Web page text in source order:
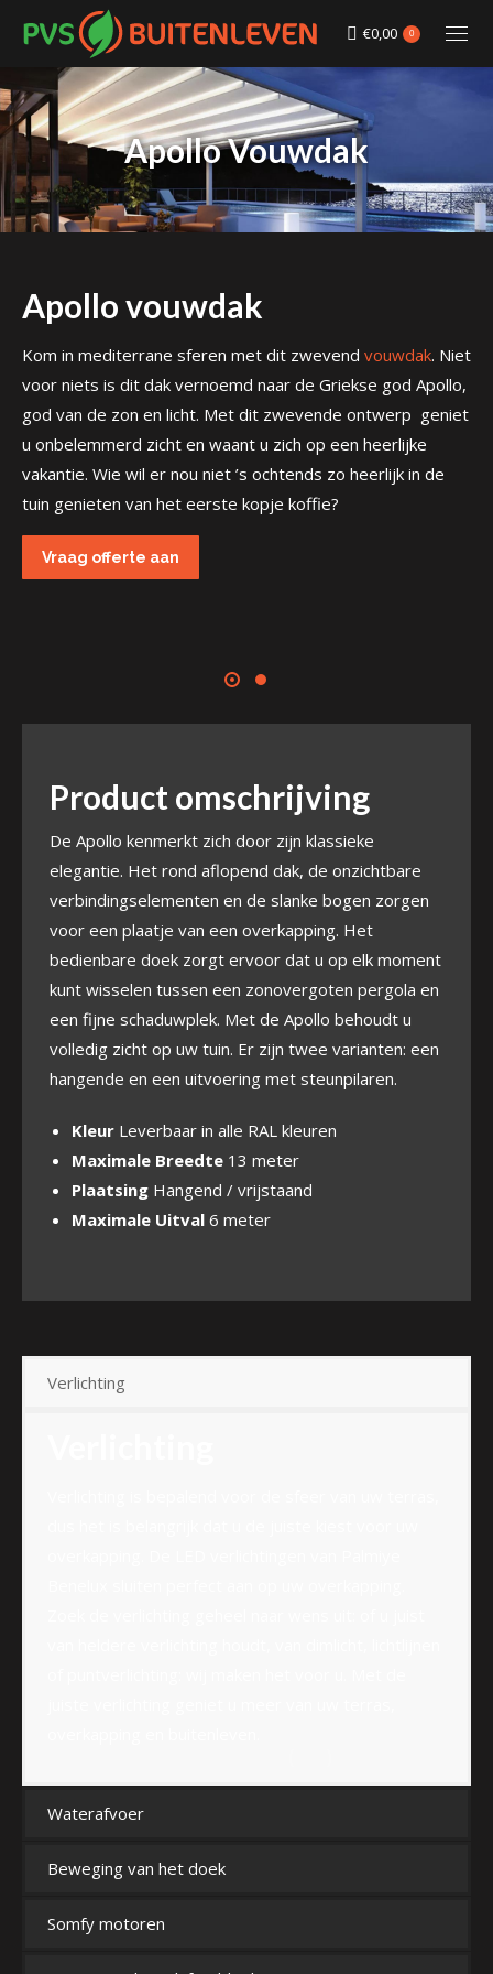
€0,00 0
Apollo Vouwdak
Apollo vouwdak
Kom in mediterrane sferen met dit zwevend vouwdak. Niet
voor niets is dit dak vernoemd naar de Griekse god Apollo,
god van de zon en licht. Met dit zwevende ontwerp geniet
u onbelemmerd zicht en waant u zich op een heerlijke
vakantie. Wie wil er nou niet ’s ochtends zo heerlijk in de
tuin genieten van het eerste kopje koffie?
Vraag offerte aan
Product omschrijving
De Apollo kenmerkt zich door zijn klassieke
elegantie. Het rond aflopend dak, de onzichtbare
verbindingselementen en de slanke bogen zorgen
voor een plaatje van een overkapping. Het
bedienbare doek zorgt ervoor dat u op elk moment
kunt wisselen tussen een zonovergoten pergola en
een fijne schaduwplek. Met de Apollo behoudt u
volledig zicht op uw tuin. Er zijn twee varianten: een
hangende en een uitvoering met steunpilaren.
Kleur Leverbaar in alle RAL kleuren
Maximale Breedte 13 meter
Plaatsing Hangend / vrijstaand
Maximale Uitval 6 meter
Verlichting
Waterafvoer
Beweging van het doek
Somfy motoren